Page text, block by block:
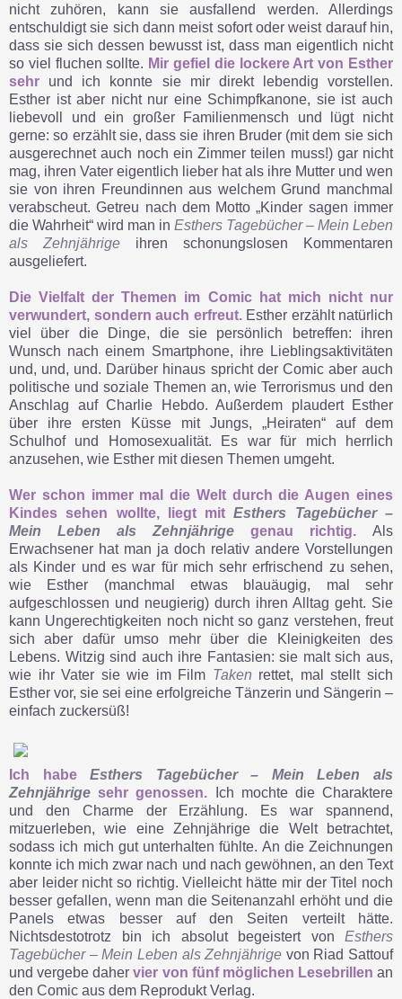
nicht zuhören, kann sie ausfallend werden. Allerdings
entschuldigt sie sich dann meist sofort oder weist darauf hin,
dass sie sich dessen bewusst ist, dass man eigentlich nicht
so viel fluchen sollte. Mir gefiel die lockere Art von Esther
sehr und ich konnte sie mir direkt lebendig vorstellen.
Esther ist aber nicht nur eine Schimpfkanone, sie ist auch
liebevoll und ein großer Familienmensch und lügt nicht
gerne: so erzählt sie, dass sie ihren Bruder (mit dem sie sich
ausgerechnet auch noch ein Zimmer teilen muss!) gar nicht
mag, ihren Vater eigentlich lieber hat als ihre Mutter und wen
sie von ihren Freundinnen aus welchem Grund manchmal
verabscheut. Getreu nach dem Motto „Kinder sagen immer
die Wahrheit“ wird man in Esthers Tagebücher – Mein Leben
als Zehnjährige ihren schonungslosen Kommentaren
ausgeliefert.
Die Vielfalt der Themen im Comic hat mich nicht nur
verwundert, sondern auch erfreut.Esther erzählt natürlich
viel über die Dinge, die sie persönlich betreffen: ihren
Wunsch nach einem Smartphone, ihre Lieblingsaktivitäten
und, und, und. Darüber hinaus spricht der Comic aber auch
politische und soziale Themen an, wie Terrorismus und den
Anschlag auf Charlie Hebdo. Außerdem plaudert Esther
über ihre ersten Küsse mit Jungs, „Heiraten“ auf dem
Schulhof und Homosexualität. Es war für mich herrlich
anzusehen, wie Esther mit diesen Themen umgeht.
Wer schon immer mal die Welt durch die Augen eines
Kindes sehen wollte, liegt mitEsthers Tagebücher –
Mein Leben als Zehnjährige genau richtig. Als
Erwachsener hat man ja doch relativ andere Vorstellungen
als Kinder und es war für mich sehr erfrischend zu sehen,
wie Esther (manchmal etwas blauäugig, mal sehr
aufgeschlossen und neugierig) durch ihren Alltag geht. Sie
kann Ungerechtigkeiten noch nicht so ganz verstehen, freut
sich aber dafür umso mehr über die Kleinigkeiten des
Lebens. Witzig sind auch ihre Fantasien: sie malt sich aus,
wie ihr Vater sie wie im Film Taken rettet, mal stellt sich
Esther vor, sie sei eine erfolgreiche Tänzerin und Sängerin –
einfach zuckersüß!
Ich habeEsthers Tagebücher – Mein Leben als
Zehnjährige sehr genossen. Ich mochte die Charaktere
und den Charme der Erzählung. Es war spannend,
mitzuerleben, wie eine Zehnjährige die Welt betrachtet,
sodass ich mich gut unterhalten fühlte. An die Zeichnungen
konnte ich mich zwar nach und nach gewöhnen, an den Text
aber leider nicht so richtig. Vielleicht hätte mir der Titel noch
besser gefallen, wenn man die Seitenanzahl erhöht und die
Panels etwas besser auf den Seiten verteilt hätte.
Nichtsdestotrotz bin ich absolut begeistert von Esthers
Tagebücher – Mein Leben als Zehnjährige von Riad Sattouf
und vergebe dahervier von fünf möglichen Lesebrillen an
den Comic aus dem Reprodukt Verlag.